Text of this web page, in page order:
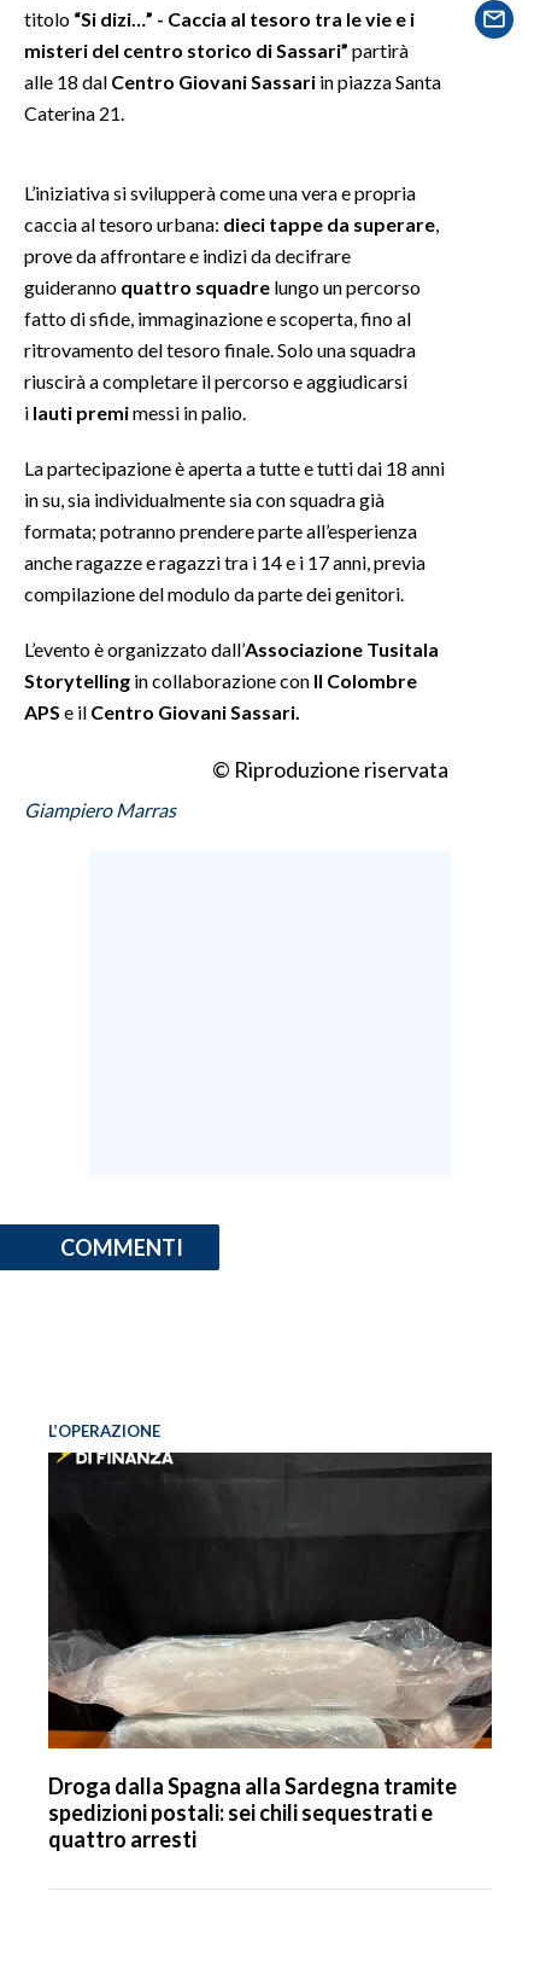
SARDEGNA TURISMO
SARDI NEL MONDO
NOTIZIE
#CARAUNIONE
3 MINUTI CON
INFO AZIENDE
ANNUNCI
NECROLOGI
PUBBLICITÀ
titolo “Si dizi…” - Caccia al tesoro tra le vie e i
misteri del centro storico di Sassari” partirà
alle 18 dal Centro Giovani Sassari in piazza Santa
Caterina 21.
L’iniziativa si svilupperà come una vera e propria
caccia al tesoro urbana: dieci tappe da superare
prove da affrontare e indizi da decifrare
guideranno quattro squadre lungo un percorso
fatto di sfide, immaginazione e scoperta, fino al
ritrovamento del tesoro finale. Solo una squadra
riuscirà a completare il percorso e aggiudicarsi
i lauti premimessi in palio.
La partecipazione è aperta a tutte e tutti dai 18 anni
in su, sia individualmente sia con squadra già
formata; potranno prendere parte all’esperienza
anche ragazze e ragazzi tra i 14 e i 17 anni, previa
compilazione del modulo da parte dei genitori.
L’evento è organizzato dall’Associazione Tusitala
Storytelling in collaborazione con Il Colombre
APS e il Centro Giovani Sassari.
© Riproduzione riservata
Giampiero Marras
COMMENTI
L’OPERAZIONE
Droga dalla Spagna alla Sardegna tramite
spedizioni postali: sei chili sequestrati e
quattro arresti